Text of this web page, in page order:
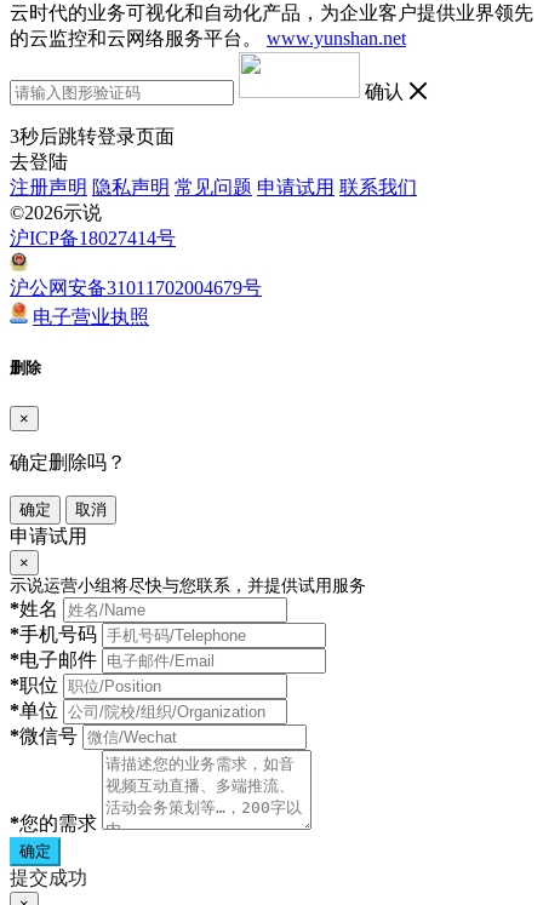
云时代的业务可视化和自动化产品，为企业客户提供业界领先
的云监控和云网络服务平台。
www.yunshan.net
确认
3秒后跳转登录页面
去登陆
注册声明 隐私声明 常见问题 申请试用 联系我们
©2026示说
沪ICP备18027414号
沪公网安备31011702004679号
电子营业执照
删除
×
确定删除吗？
确定 取消
申请试用
×
示说运营小组将尽快与您联系，并提供试用服务
*姓名
*手机号码
*电子邮件
*职位
*单位
*微信号
*您的需求
确定
提交成功